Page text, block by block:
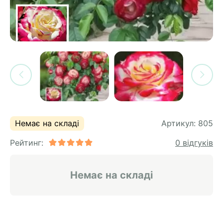
лохини
Немає на складі Артикул: 805
Рейтинг:
0 відгуків
Немає на складі